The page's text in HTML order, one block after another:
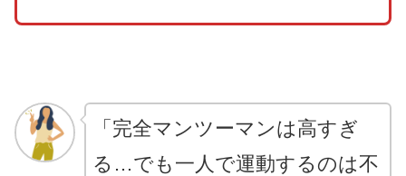
「完全マンツーマンは高すぎ
る…でも一人で運動するのは不